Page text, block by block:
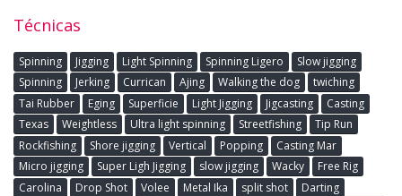
Técnicas
Spinning Jigging Light Spinning Spinning Ligero
Slow jigging
Spinning
Jerking Currican Ajing Walking the dog
twiching
Tai Rubber
Eging Superficie Light Jigging Jigcasting
Casting
Texas
Weightless Ultra light spinning Streetfishing
Tip Run
Rockfishing
Shore jigging Vertical Popping
Casting Mar
Micro jigging
Super Ligh Jigging slow jigging Wacky
Free Rig
Carolina
Drop Shot Volee Metal Ika split shot
Darting